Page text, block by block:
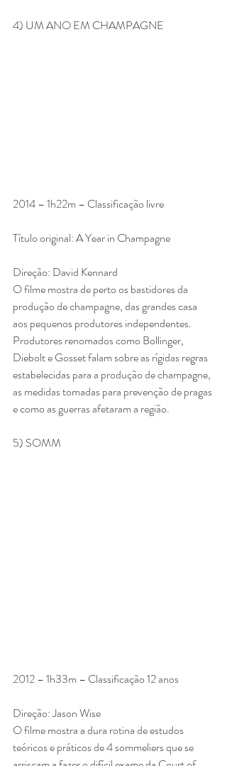
4) UM ANO EM CHAMPAGNE
2014 – 1h22m – Classificação livre
Título original: A Year in Champagne
Direção: David Kennard
O filme mostra de perto os bastidores da
produção de champagne, das grandes casa
aos pequenos produtores independentes.
Produtores renomados como Bollinger,
Diebolt e Gosset falam sobre as rígidas regras
estabelecidas para a produção de champagne,
as medidas tomadas para prevenção de pragas
e como as guerras afetaram a região.
5) SOMM
2012 – 1h33m – Classificação 12 anos
Direção: Jason Wise
O filme mostra a dura rotina de estudos
teóricos e práticos de 4 sommeliers que se